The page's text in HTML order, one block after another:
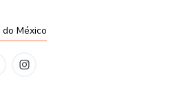
México